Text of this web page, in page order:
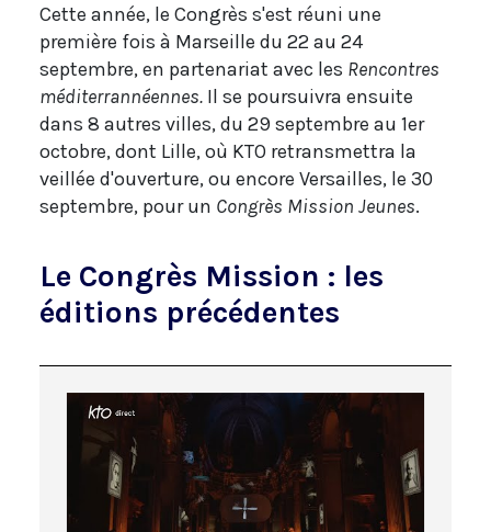
Cette année, le Congrès s'est réuni une
première fois à Marseille du 22 au 24
septembre, en partenariat avec les Rencontres
méditerrannéennes. Il se poursuivra ensuite
dans 8 autres villes, du 29 septembre au 1er
octobre, dont Lille, où KTO retransmettra la
veillée d'ouverture, ou encore Versailles, le 30
septembre, pour un Congrès Mission Jeunes.
Le Congrès Mission : les
éditions précédentes